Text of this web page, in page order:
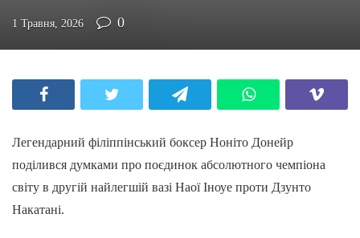
1 Травня, 2026 0
Легендарний філіппінський боксер Ноніто Донейр
поділився думками про поєдинок абсолютного чемпіона
світу в другій найлегшій вазі Наої Іноуе проти Дзунто
Накатані.